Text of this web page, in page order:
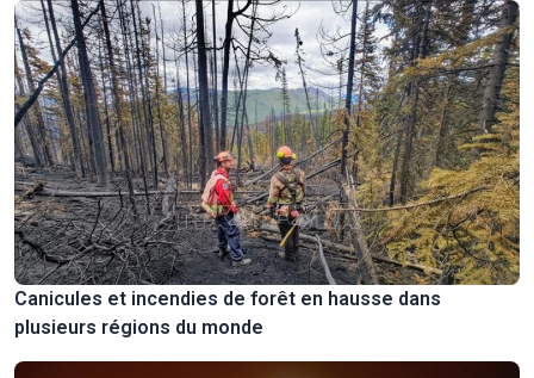
Canicules et incendies de forêt en hausse dans
plusieurs régions du monde